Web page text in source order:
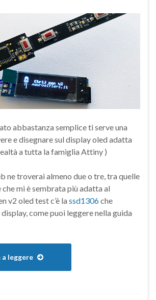
abbastanza semplice ti serve una
e disegnare sul display oled adatta
a tutta la famiglia Attiny )
ne troverai almeno due o tre, tra quelle
mi è sembrata più adatta al
v2 oled test c’è la ssd1306che
come puoi leggere nella guida
leggere